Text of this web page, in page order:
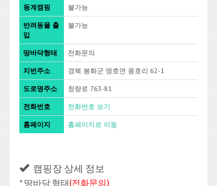
동계캠핑 불가능
반려동물 출
입
불가능
땅바닥형태 전화문의
지번주소 경북 봉화군 명호면 풍호리 62-1
도로명주소 청량로 763-81
전화번호 전화번호 보기
홈페이지 홈페이지로 이동
캠핑장 상세 정보
* 땅바닥 형태(전화문의)